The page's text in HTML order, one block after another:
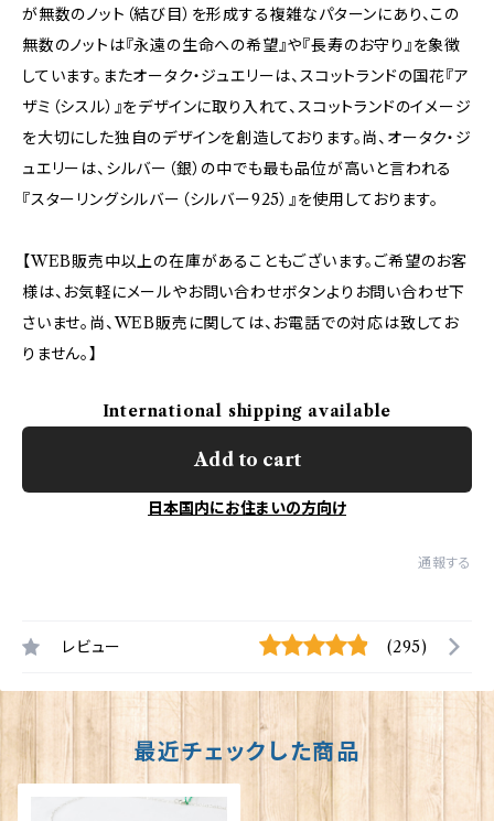
が無数のノット（結び目）を形成する複雑なパターンにあり、この
無数のノットは『永遠の生命への希望』や『長寿のお守り』を象徴
しています。またオータク・ジュエリーは、スコットランドの国花『ア
ザミ（シスル）』をデザインに取り入れて、スコットランドのイメージ
を大切にした独自のデザインを創造しております。尚、オータク・ジ
ュエリーは、シルバー（銀）の中でも最も品位が高いと言われる
『スターリングシルバー（シルバー925）』を使用しております。
【WEB販売中以上の在庫があることもございます。ご希望のお客
様は、お気軽にメールやお問い合わせボタンよりお問い合わせ下
さいませ。尚、WEB販売に関しては、お電話での対応は致してお
りません。】
International shipping available
Add to cart
日本国内にお住まいの方向け
通報する
レビュー (295)
最近チェックした商品